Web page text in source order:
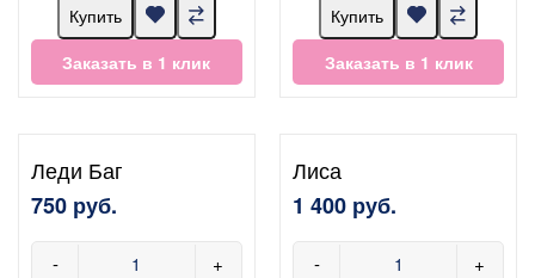
Купить
Заказать в 1 клик
Купить
Заказать в 1 клик
Леди Баг
750 руб.
- +
Лиса
1 400 руб.
- +